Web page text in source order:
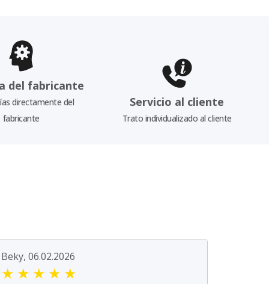
del fabricante
directamente del
fabricante
Servicio al cliente
Trato individualizado al cliente
Beky, 06.02.2026
★ ★ ★ ★ ★